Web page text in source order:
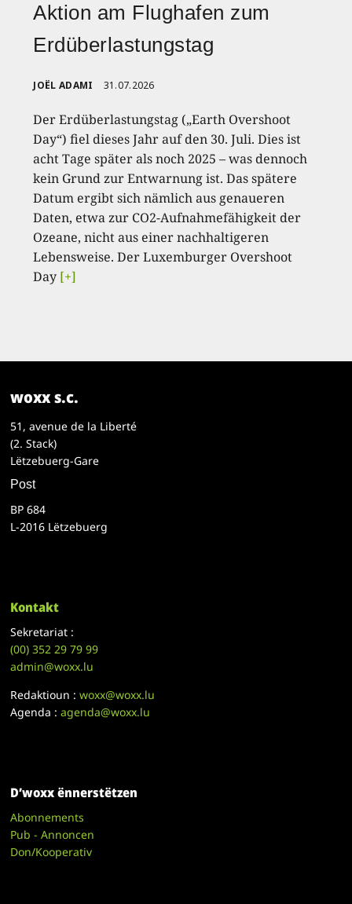
Aktion am Flughafen zum
Erdüberlastungstag
JOËL ADAMI 31.07.2026
Der Erdüberlastungstag („Earth Overshoot
Day“) fiel dieses Jahr auf den 30. Juli. Dies ist
acht Tage später als noch 2025 – was dennoch
kein Grund zur Entwarnung ist. Das spätere
Datum ergibt sich nämlich aus genaueren
Daten, etwa zur CO2-Aufnahmefähigkeit der
Ozeane, nicht aus einer nachhaltigeren
Lebensweise. Der Luxemburger Overshoot
Day [+]
woxx s.c.
51, avenue de la Liberté
(2. Stack)
Lëtzebuerg-Gare
Post
BP 684
L-2016 Lëtzebuerg
Kontakt
Sekretariat :
(00)352 29 79 99
admin@woxx.lu
Redaktioun :woxx@woxx.lu
Agenda :agenda@woxx.lu
D’woxx ënnerstëtzen
Abonnements
Pub - Annoncen
Don/Kooperativ